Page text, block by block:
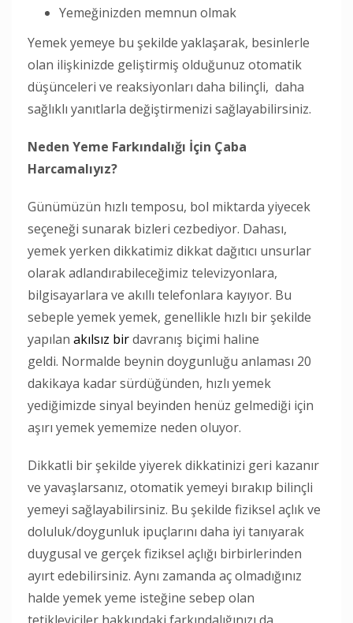
Yemeğinizden memnun olmak
Yemek yemeye bu şekilde yaklaşarak, besinlerle
olan ilişkinizde geliştirmiş olduğunuz otomatik
düşünceleri ve reaksiyonları daha bilinçli, daha
sağlıklı yanıtlarla değiştirmenizi sağlayabilirsiniz.
Neden Yeme Farkındalığı İçin Çaba
Harcamalıyız?
Günümüzün hızlı temposu, bol miktarda yiyecek
seçeneği sunarak bizleri cezbediyor. Dahası,
yemek yerken dikkatimiz dikkat dağıtıcı unsurlar
olarak adlandırabileceğimiz televizyonlara,
bilgisayarlara ve akıllı telefonlara kayıyor. Bu
sebeple yemek yemek, genellikle hızlı bir şekilde
yapılan akılsız birdavranış biçimi haline
geldi. Normalde beynin doygunluğu anlaması 20
dakikaya kadar sürdüğünden, hızlı yemek
yediğimizde sinyal beyinden henüz gelmediği için
aşırı yemek yememize neden oluyor.
Dikkatli bir şekilde yiyerek dikkatinizi geri kazanır
ve yavaşlarsanız, otomatik yemeyi bırakıp bilinçli
yemeyi sağlayabilirsiniz. Bu şekilde fiziksel açlık ve
doluluk/doygunluk ipuçlarını daha iyi tanıyarak
duygusal ve gerçek fiziksel açlığı birbirlerinden
ayırt edebilirsiniz. Aynı zamanda aç olmadığınız
halde yemek yeme isteğine sebep olan
tetikleyiciler hakkındaki farkındalığınızı da